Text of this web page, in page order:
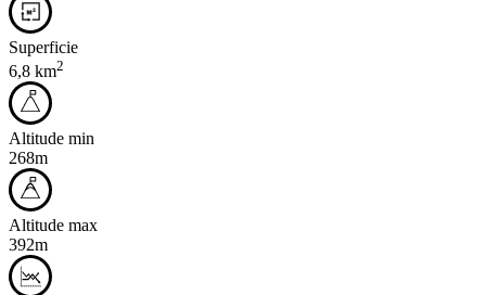
Superficie
6,8 km2
Altitude min
268m
Altitude max
392m